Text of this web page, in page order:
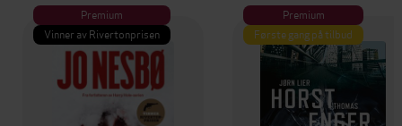
Premium
Vinner av Rivertonprisen
Premium
Første gang på tilbud